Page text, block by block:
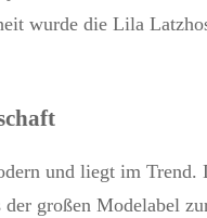
wurde die Lila
und liegt im Trend.
großen Modelabel